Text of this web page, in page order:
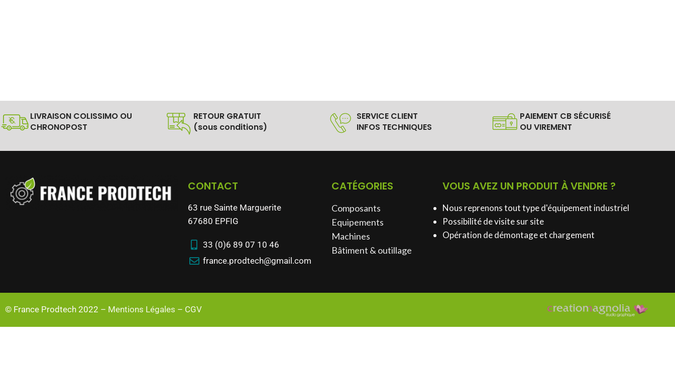
LIVRAISON COLISSIMO OU
CHRONOPOST
RETOUR GRATUIT
(sous conditions)
SERVICE CLIENT
INFOS TECHNIQUES
PAIEMENT CB SÉCURISÉ
OU VIREMENT
CONTACT
63 rue Sainte Marguerite
67680 EPFIG
33 (0)6 89 07 10 46
france.prodtech@gmail.com
CATÉGORIES
Composants
Equipements
Machines
Bâtiment & outillage​
VOUS AVEZ UN PRODUIT À VENDRE ?
Nous reprenons tout type d'équipement industriel
Possibilité de visite sur site
Opération de démontage et chargement
© France Prodtech 2022 – Mentions Légales – CGV